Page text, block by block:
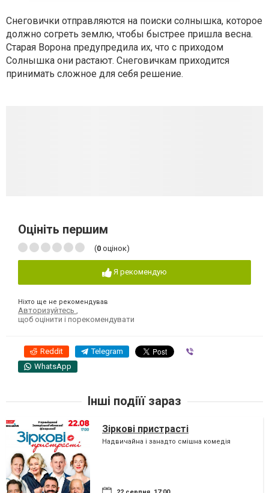
Снеговички отправляются на поиски солнышка, которое
должно согреть землю, чтобы быстрее пришла весна.
Старая Ворона предупредила их, что с приходом
Солнышка они растают. Снеговичкам приходится
принимать сложное для себя решение.
Оцініть першим
(0 оцінок)
Я рекомендую
Ніхто ще не рекомендував
Авторизуйтесь
щоб оцінити і порекомендувати
Reddit Telegram
WhatsApp
Інші подіїї зараз
Зіркові пристрасті
Надвичайна і занадто смішна комедія